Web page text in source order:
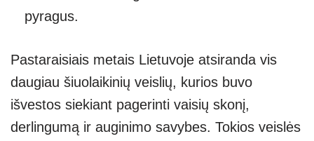
pyragus.
Pastaraisiais metais Lietuvoje atsiranda vis
daugiau šiuolaikinių veislių, kurios buvo
išvestos siekiant pagerinti vaisių skonį,
derlingumą ir auginimo savybes. Tokios veislės